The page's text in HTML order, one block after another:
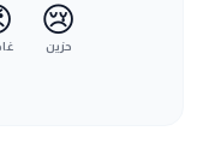
😢
حزين